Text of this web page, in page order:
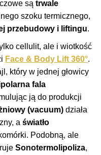
są trwale
szoku termicznego,
przebudowy i liftingu.
cellulit, ale i wiotkość
Face & Body Lift 360°.
który w jednej głowicy
fala
ją do produkcji
(vacuum) działa
a światło
Podobną, ale
Sonotermolipoliza,